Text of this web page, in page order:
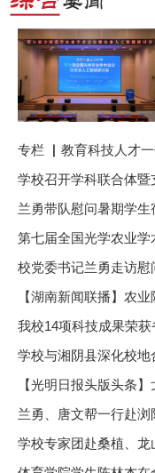
专栏 ▏教育科技人才
学校召开学科联合体暨
兰勇带队慰问暑期学
第七届全国光学农业
校党委书记兰勇走访慰
【湖南新闻联播】农
我校14项科技成果荣获
学校与湘阴县深化校地
【光明日报头版头条
兰勇、唐文帮一行赴
学校专家团赴桑植、龙